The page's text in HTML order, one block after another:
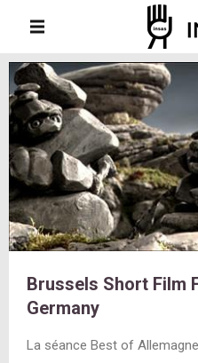
Brussels Short Film
Germany
La séance Best of